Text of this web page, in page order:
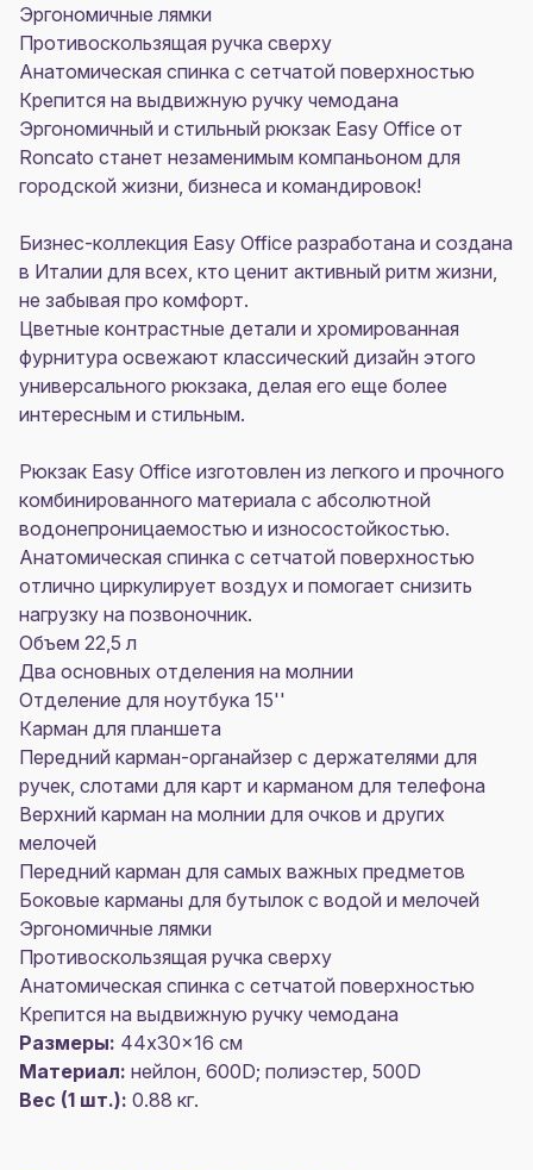
Эргономичные лямки
Противоскользящая ручка сверху
Анатомическая спинка с сетчатой поверхностью
Крепится на выдвижную ручку чемодана
Эргономичный и стильный рюкзак Easy Office от
Roncato станет незаменимым компаньоном для
городской жизни, бизнеса и командировок!
Бизнес-коллекция Easy Office разработана и создана
в Италии для всех, кто ценит активный ритм жизни,
не забывая про комфорт.
Цветные контрастные детали и хромированная
фурнитура освежают классический дизайн этого
универсального рюкзака, делая его еще более
интересным и стильным.
Рюкзак Easy Office изготовлен из легкого и прочного
комбинированного материала с абсолютной
водонепроницаемостью и износостойкостью.
Анатомическая спинка с сетчатой поверхностью
отлично циркулирует воздух и помогает снизить
нагрузку на позвоночник.
Объем 22,5 л
Два основных отделения на молнии
Отделение для ноутбука 15''
Карман для планшета
Передний карман-органайзер с держателями для
ручек, слотами для карт и карманом для телефона
Верхний карман на молнии для очков и других
мелочей
Передний карман для самых важных предметов
Боковые карманы для бутылок с водой и мелочей
Эргономичные лямки
Противоскользящая ручка сверху
Анатомическая спинка с сетчатой поверхностью
Крепится на выдвижную ручку чемодана
Размеры: 44x30x16 см
Материал: нейлон, 600D; полиэстер, 500D
Вес (1 шт.): 0.88 кг.